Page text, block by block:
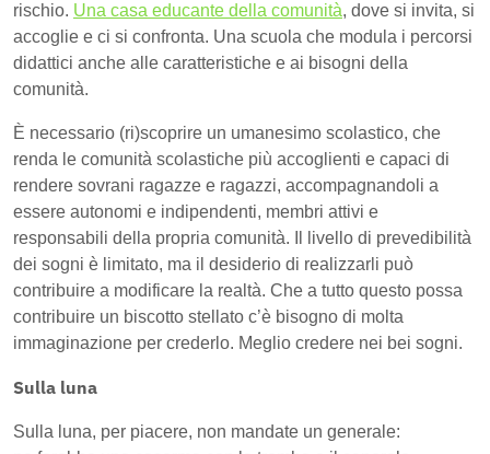
rischio. Una casa educante della comunità, dove si invita, si
accoglie e ci si confronta. Una scuola che modula i percorsi
didattici anche alle caratteristiche e ai bisogni della
comunità.
È necessario (ri)scoprire un umanesimo scolastico, che
renda le comunità scolastiche più accoglienti e capaci di
rendere sovrani ragazze e ragazzi, accompagnandoli a
essere autonomi e indipendenti, membri attivi e
responsabili della propria comunità. Il livello di prevedibilità
dei sogni è limitato, ma il desiderio di realizzarli può
contribuire a modificare la realtà. Che a tutto questo possa
contribuire un biscotto stellato c’è bisogno di molta
immaginazione per crederlo. Meglio credere nei bei sogni.
Sulla luna
Sulla luna, per piacere, non mandate un generale: